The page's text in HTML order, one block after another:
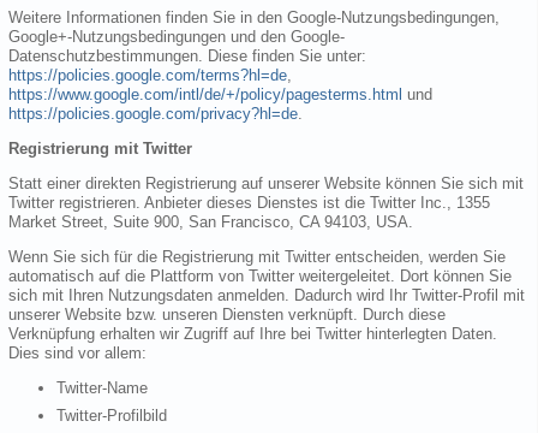
Weitere Informationen finden Sie in den Google-Nutzungsbedingungen,
Google+-Nutzungsbedingungen und den Google-
Datenschutzbestimmungen. Diese finden Sie unter:
https://policies.google.com/terms?hl=de,
https://www.google.com/intl/de/+/policy/pagesterms.html und
https://policies.google.com/privacy?hl=de.
Registrierung mit Twitter
Statt einer direkten Registrierung auf unserer Website können Sie sich mit
Twitter registrieren. Anbieter dieses Dienstes ist die Twitter Inc., 1355
Market Street, Suite 900, San Francisco, CA 94103, USA.
Wenn Sie sich für die Registrierung mit Twitter entscheiden, werden Sie
automatisch auf die Plattform von Twitter weitergeleitet. Dort können Sie
sich mit Ihren Nutzungsdaten anmelden. Dadurch wird Ihr Twitter-Profil mit
unserer Website bzw. unseren Diensten verknüpft. Durch diese
Verknüpfung erhalten wir Zugriff auf Ihre bei Twitter hinterlegten Daten.
Dies sind vor allem:
Twitter-Name
Twitter-Profilbild